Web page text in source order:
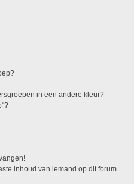
in een andere kleur?
inhoud van iemand op dit forum